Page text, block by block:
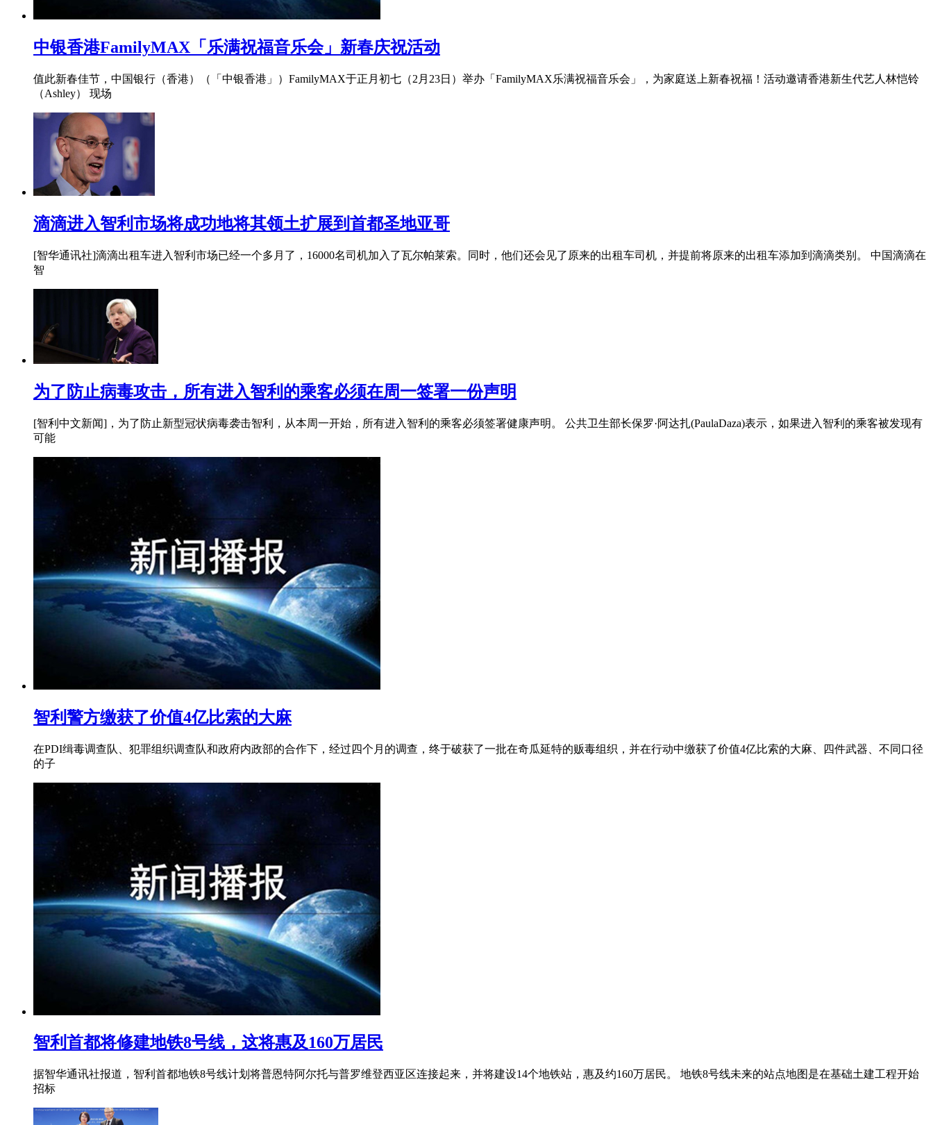
中银香港FamilyMAX「乐满祝福音乐会」新春庆祝活动
值此新春佳节，中国银行（香港）（「中银香港」）FamilyMAX于正月初七（2月23日）举办「FamilyMAX乐满祝福音乐会」，为家庭送上新春祝福！活动邀请香港新生代艺人林恺铃
（Ashley） 现场
滴滴进入智利市场将成功地将其领土扩展到首都圣地亚哥
[智华通讯社]滴滴出租车进入智利市场已经一个多月了，16000名司机加入了瓦尔帕莱索。同时，他们还会见了原来的出租车司机，并提前将原来的出租车添加到滴滴类别。 中国滴滴在
智
为了防止病毒攻击，所有进入智利的乘客必须在周一签署一份声明
[智利中文新闻]，为了防止新型冠状病毒袭击智利，从本周一开始，所有进入智利的乘客必须签署健康声明。 公共卫生部长保罗·阿达扎(PaulaDaza)表示，如果进入智利的乘客被发现有
可能
智利警方缴获了价值4亿比索的大麻
在PDI缉毒调查队、犯罪组织调查队和政府内政部的合作下，经过四个月的调查，终于破获了一批在奇瓜延特的贩毒组织，并在行动中缴获了价值4亿比索的大麻、四件武器、不同口径
的子
智利首都将修建地铁8号线，这将惠及160万居民
据智华通讯社报道，智利首都地铁8号线计划将普恩特阿尔托与普罗维登西亚区连接起来，并将建设14个地铁站，惠及约160万居民。 地铁8号线未来的站点地图是在基础土建工程开始
招标